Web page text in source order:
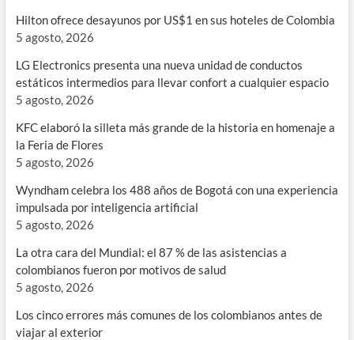
Hilton ofrece desayunos por US$1 en sus hoteles de Colombia
5 agosto, 2026
LG Electronics presenta una nueva unidad de conductos
estáticos intermedios para llevar confort a cualquier espacio
5 agosto, 2026
KFC elaboró la silleta más grande de la historia en homenaje a
la Feria de Flores
5 agosto, 2026
Wyndham celebra los 488 años de Bogotá con una experiencia
impulsada por inteligencia artificial
5 agosto, 2026
La otra cara del Mundial: el 87 % de las asistencias a
colombianos fueron por motivos de salud
5 agosto, 2026
Los cinco errores más comunes de los colombianos antes de
viajar al exterior